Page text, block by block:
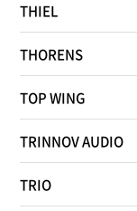
THIEL
THORENS
TOP WING
TRINNOV AUDIO
TRIO